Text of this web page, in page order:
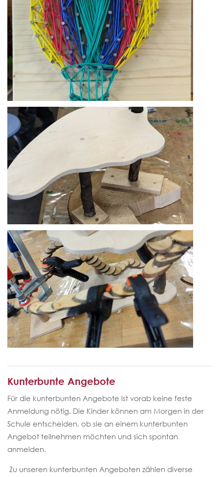
Kunterbunte Angebote
Für die kunterbunten Angebote ist vorab keine feste
Anmeldung nötig. Die Kinder können am Morgen in der
Schule entscheiden, ob sie an einem kunterbunten
Angebot teilnehmen möchten und sich spontan
anmelden.
Zu unseren kunterbunten Angeboten zählen diverse